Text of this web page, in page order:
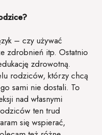
– czy używać
zdrobnień itp. Ostatnio
zdrowotną.
rodziców, którzy chcą
sami nie dostali. To
nad własnymi
ten trud
się wspierać,